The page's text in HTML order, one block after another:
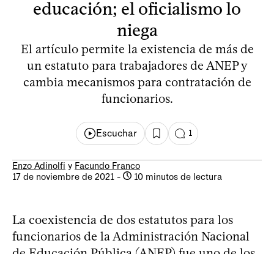
educación; el oficialismo lo
niega
El artículo permite la existencia de más de
un estatuto para trabajadores de ANEP y
cambia mecanismos para contratación de
funcionarios.
Escuchar 1
Enzo Adinolfi y Facundo Franco
17 de noviembre de 2021 - 10 minutos de lectura
La coexistencia de dos estatutos para los
funcionarios de la Administración Nacional